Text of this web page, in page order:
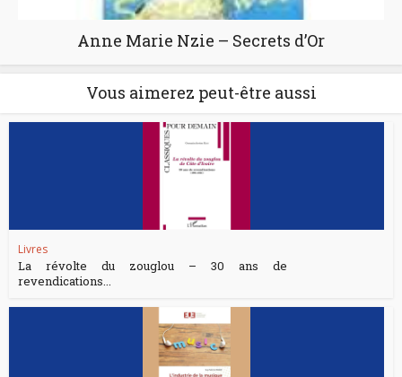
Anne Marie Nzie – Secrets d’Or
Vous aimerez peut-être aussi
Livres
La révolte du zouglou – 30 ans de
revendications...